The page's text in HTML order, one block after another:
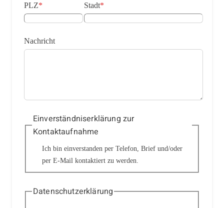
PLZ* Stadt*
Nachricht
Einverständniserklärung zur
Kontaktaufnahme
Ich bin einverstanden per Telefon, Brief und/oder
per E-Mail kontaktiert zu werden.
Datenschutzerklärung